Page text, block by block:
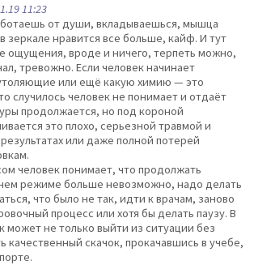
11:23
от души, вкладываешься, мышца
зеркале нравится все больше, кайф. И тут
ощущения, вроде и ничего, терпеть можно,
тревожно. Если человек начинает
или ещё какую химию — это
случилось человек не понимает и отдаёт
продолжается, но под короной
это плохо, серьезной травмой и
или даже полной потерей
человек понимает, что продолжать
режиме больше невозможно, надо делать
что было не так, идти к врачам, заново
процесс или хотя бы делать паузу. В
может не только выйти из ситуации без
качественный скачок, прокачавшись в учебе,